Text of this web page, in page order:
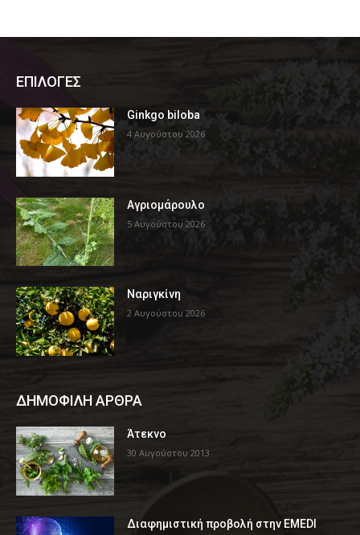
ΕΠΙΛΟΓΕΣ
Ginkgo biloba
4 Αυγούστου 2026
Αγριομάρουλο
5 Αυγούστου 2026
Ναριγκίνη
2 Αυγούστου 2026
ΔΗΜΟΦΙΛΗ ΑΡΘΡΑ
Άτεκνο
30 Αυγούστου 2013
Διαφημιστική προβολή στην EMEDI